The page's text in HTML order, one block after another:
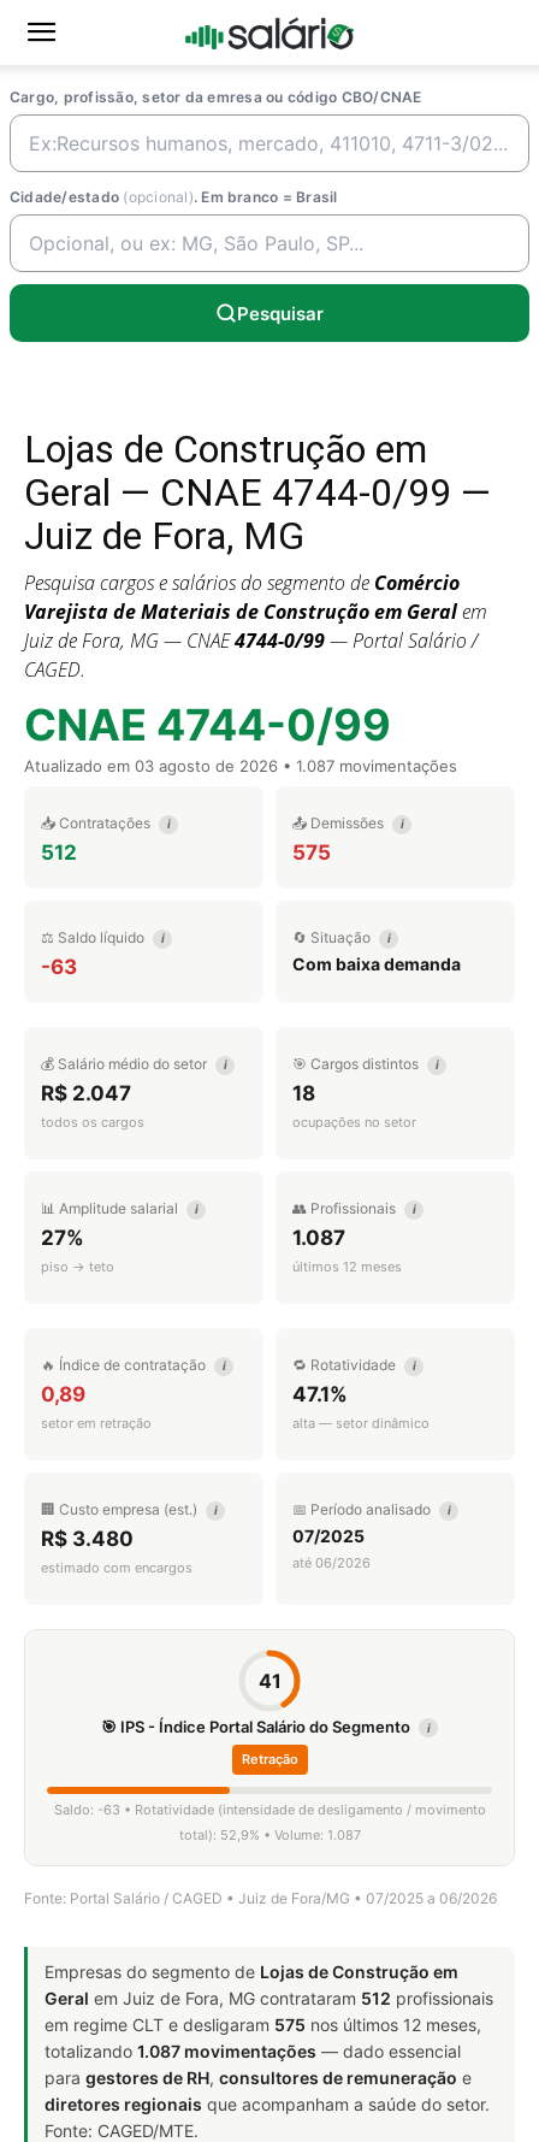
Cargo, profissão, setor da emresa ou código CBO/CNAE
Cidade/estado (opcional). Em branco = Brasil
Pesquisar
Lojas de Construção em
Geral — CNAE 4744-0/99 —
Juiz de Fora, MG
Pesquisa cargos e salários do segmento de Comércio
Varejista de Materiais de Construção em Geralem
Juiz de Fora, MG — CNAE4744-0/99— Portal Salário /
CAGED.
CNAE 4744-0/99
Atualizado em 03 agosto de 2026 • 1.087 movimentações
📥 Contratações i
512
📤 Demissões i
575
⚖️ Saldo líquido i
-63
🔄 Situação i
Com baixa demanda
💰 Salário médio do setor i
R$ 2.047
todos os cargos
🎯 Cargos distintos i
18
ocupações no setor
📊 Amplitude salarial i
27%
piso → teto
👥 Profissionais i
1.087
últimos 12 meses
🔥 Índice de contratação i
0,89
setor em retração
🔁 Rotatividade i
47.1%
alta — setor dinâmico
🏢 Custo empresa (est.) i
R$ 3.480
estimado com encargos
📅 Período analisado i
07/2025
até 06/2026
41
🎯 IPS - Índice Portal Salário do Segmento i
Retração
Saldo: -63 • Rotatividade (intensidade de desligamento / movimento
total): 52,9% • Volume: 1.087
Fonte: Portal Salário / CAGED • Juiz de Fora/MG • 07/2025 a 06/2026
Empresas do segmento de Lojas de Construção em
Geral em Juiz de Fora, MG contrataram 512 profissionais
em regime CLT e desligaram 575 nos últimos 12 meses,
totalizando 1.087 movimentações — dado essencial
para gestores de RH, consultores de remuneração e
diretores regionais que acompanham a saúde do setor.
Fonte: CAGED/MTE.